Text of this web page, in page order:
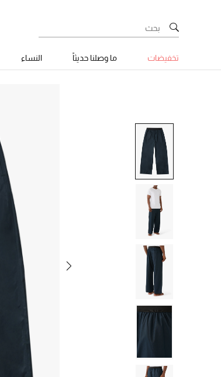
تخفيضات ما وصلنا حديثاً النساء